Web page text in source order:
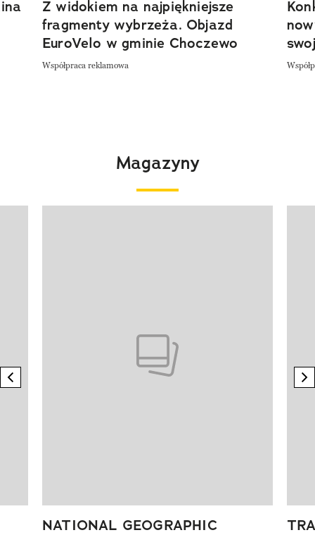
Z widokiem na najpiękniejsze
fragmenty wybrzeża. Objazd
EuroVelo w gminie Choczewo
Współpraca reklamowa
Magazyny
previous element
NATIONAL GEOGRAPHIC